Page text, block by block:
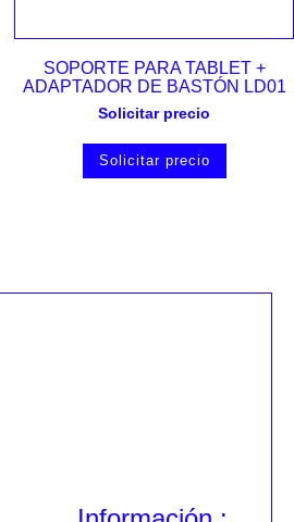
Vista rápida
SOPORTE PARA TABLET +
ADAPTADOR DE BASTÓN LD01
Solicitar precio
Solicitar precio